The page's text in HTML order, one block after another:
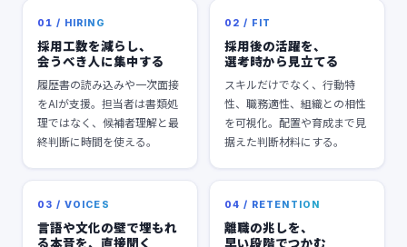
01 / HIRING
採用工数を減らし、
会うべき人に集中する
履歴書の読み込みや一次面接
をAIが支援。担当者は書類処
理ではなく、候補者理解と最
終判断に時間を使える。
02 / FIT
採用後の活躍を、
選考時から見立てる
スキルだけでなく、行動特
性、職務適性、組織との相性
を可視化。配置や育成まで見
据えた判断材料にする。
03 / VOICES
言語や文化の壁で埋もれ
る本音を、直接聞く
04 / RETENTION
離職の兆しを、
早い段階でつかむ